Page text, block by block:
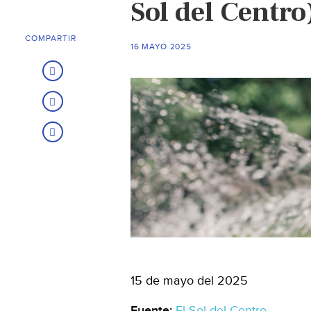
Sol del
16 MAYO 2025
15 de mayo del 2025
COMPARTIR